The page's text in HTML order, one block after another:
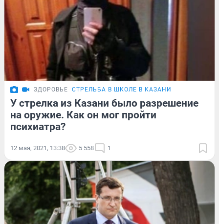
ЗДОРОВЬЕ СТРЕЛЬБА В ШКОЛЕ В КАЗАНИ
У стрелка из Казани было разрешение
на оружие. Как он мог пройти
психиатра?
12 мая, 2021, 13:38 5 558 1